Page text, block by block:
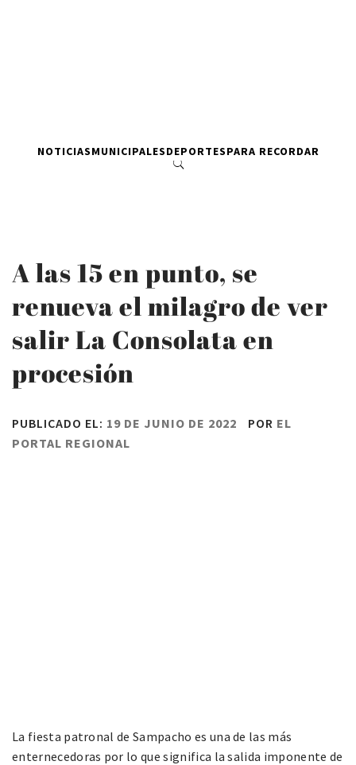
NOTICIASMUNICIPALESDEPORTESPARA RECORDAR
A las 15 en punto, se
renueva el milagro de ver
salir La Consolata en
procesión
PUBLICADO EL: 19 DE JUNIO DE 2022 POR EL
PORTAL REGIONAL
La fiesta patronal de Sampacho es una de las más
enternecedoras por lo que significa la salida imponente de